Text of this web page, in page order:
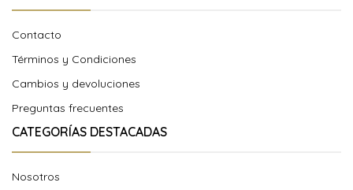
Contacto
Términos y Condiciones
Cambios y devoluciones
Preguntas frecuentes
CATEGORÍAS DESTACADAS
Nosotros